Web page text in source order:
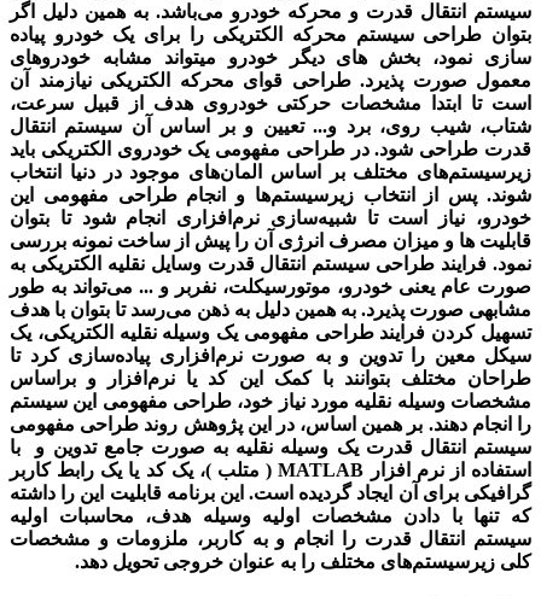
سیستم انتقال قدرت و محرکه خودرو می‌­باشد. به همین دلیل اگر
بتوان طراحی سیستم محرکه الکتریکی را برای یک خودرو پیاده­‌
سازی نمود، بخش ­های دیگر خودرو می­تواند مشابه خودروهای
معمول صورت پذیرد. طراحی قوای محرکه الکتریکی نیازمند آن
است تا ابتدا مشخصات حرکتی خودروی هدف از قبیل سرعت،
شتاب، شیب روی، برد و... تعیین و بر اساس آن سیستم انتقال
قدرت طراحی شود. در طراحی مفهومی یک خودروی الکتریکی باید
زیرسیستم‌های مختلف بر اساس المان­‌های موجود در دنیا انتخاب
شوند. پس از انتخاب زیرسیستم­‌ها و انجام طراحی مفهومی این
خودرو، نیاز است تا شبیه‌­سازی نرم‌افزاری انجام شود تا بتوان
قابلیت ­ها و میزان مصرف انرژی آن را پیش از ساخت نمونه بررسی
نمود. فرایند طراحی سیستم انتقال قدرت وسایل نقلیه الکتریکی به
صورت عام یعنی خودرو، موتورسیکلت، نفربر و ... می‌­تواند به طور
مشابهی صورت پذیرد. به همین دلیل به ذهن می‌­رسد تا بتوان با هدف
تسهیل کردن فرایند طراحی مفهومی یک وسیله نقلیه الکتریکی، یک
سیکل معین را تدوین و به صورت نرم‌افزاری پیاده‌سازی کرد تا
طراحان مختلف بتوانند با کمک این کد یا نرم‌افزار و براساس
مشخصات وسیله نقلیه مورد نیاز خود، طراحی مفهومی این سیستم
را انجام دهند. بر همین اساس، در این پژوهش روند طراحی مفهومی
سیستم ­انتقال قدرت یک وسیله نقلیه به صورت جامع تدوین و با
استفاده از نرم افزار MATLAB ( متلب )،
یک کد یا یک رابط کاربر
گرافیکی برای آن ایجاد گردیده است. این برنامه قابلیت این را داشته
که تنها با دادن مشخصات اولیه وسیله هدف، محاسبات اولیه
سیستم ­انتقال قدرت را انجام و به کاربر، ملزومات و مشخصات
کلی زیرسیستم‌های مختلف را به عنوان خروجی تحویل دهد.